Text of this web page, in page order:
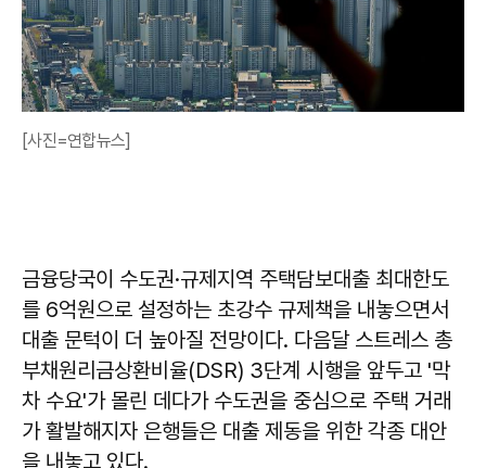
[사진=연합뉴스]
금융당국이 수도권·규제지역 주택담보대출 최대한도
를 6억원으로 설정하는 초강수 규제책을 내놓으면서
대출 문턱이 더 높아질 전망이다. 다음달 스트레스 총
부채원리금상환비율(DSR) 3단계 시행을 앞두고 '막
차 수요'가 몰린 데다가 수도권을 중심으로 주택 거래
가 활발해지자 은행들은 대출 제동을 위한 각종 대안
을 내놓고 있다.